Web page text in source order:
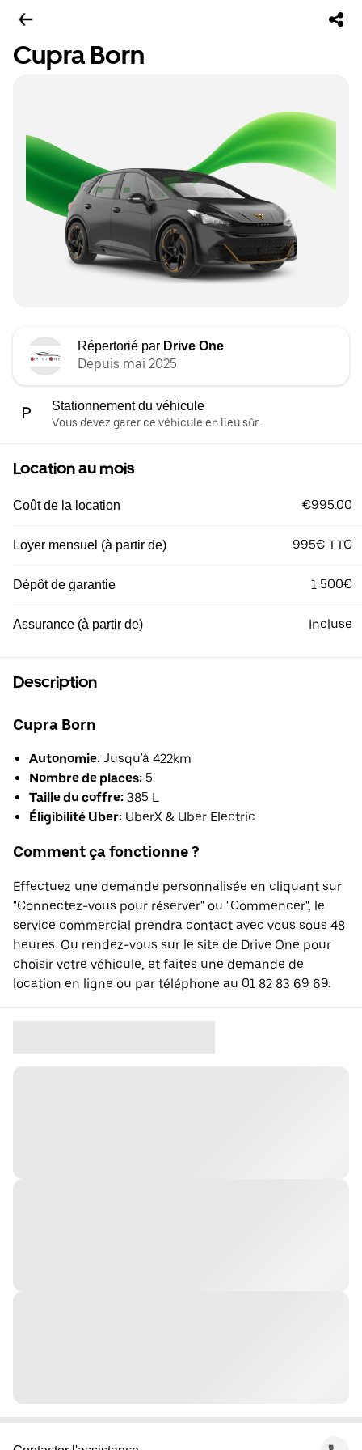
Cupra Born
Répertorié par Drive One
Depuis mai 2025
Stationnement du véhicule
Vous devez garer ce véhicule en lieu sûr.
Location au mois
Coût de la location €995.00
Loyer mensuel (à partir de) 995€ TTC
Dépôt de garantie 1 500€
Assurance (à partir de) Incluse
Description
Cupra Born
Autonomie: Jusqu'à 422km
Nombre de places: 5
Taille du coffre: 385 L
Éligibilité Uber: UberX & Uber Electric
Comment ça fonctionne ?
Effectuez une demande personnalisée en cliquant sur
"Connectez-vous pour réserver" ou "Commencer", le
service commercial prendra contact avec vous sous 48
heures. Ou rendez-vous sur le site de Drive One pour
choisir votre véhicule, et faites une demande de
location en ligne ou par téléphone au 01 82 83 69 69.